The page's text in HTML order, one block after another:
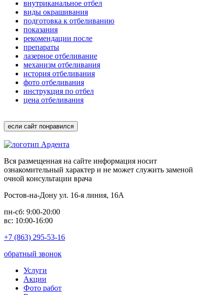
внутриканальное отбел
виды окрашивания
подготовка к отбеливанию
показания
рекомендации после
препараты
лазерное отбеливание
механизм отбеливания
история отбеливания
фото отбеливания
инструкция по отбел
цена отбеливания
если сайт понравился
Вся размещенная на сайте информация носит
ознакомительный характер и не может служить заменой
очной консультации врача
Ростов-на-Дону ул. 16-я линия, 16А
пн-сб: 9:00-20:00
вс: 10:00-16:00
+7 (863) 295-53-16
обратный звонок
Услуги
Акции
Фото работ